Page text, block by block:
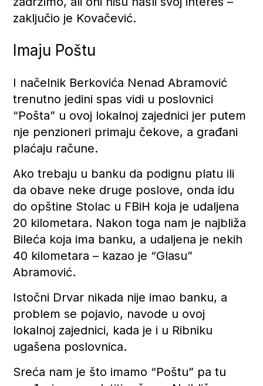
zaključio je Kovačević.
Imaju Poštu
I načelnik Berkovića Nenad Abramović
trenutno jedini spas vidi u poslovnici
“Pošta” u ovoj lokalnoj zajednici jer putem
nje penzioneri primaju čekove, a građani
plaćaju račune.
Ako trebaju u banku da podignu platu ili
da obave neke druge poslove, onda idu
do opštine Stolac u FBiH koja je udaljena
20 kilometara. Nakon toga nam je najbliža
Bileća koja ima banku, a udaljena je nekih
40 kilometara – kazao je “Glasu”
Abramović.
Istočni Drvar nikada nije imao banku, a
problem se pojavio, navode u ovoj
lokalnoj zajednici, kada je i u Ribniku
ugašena poslovnica.
Sreća nam je što imamo “Poštu” pa tu